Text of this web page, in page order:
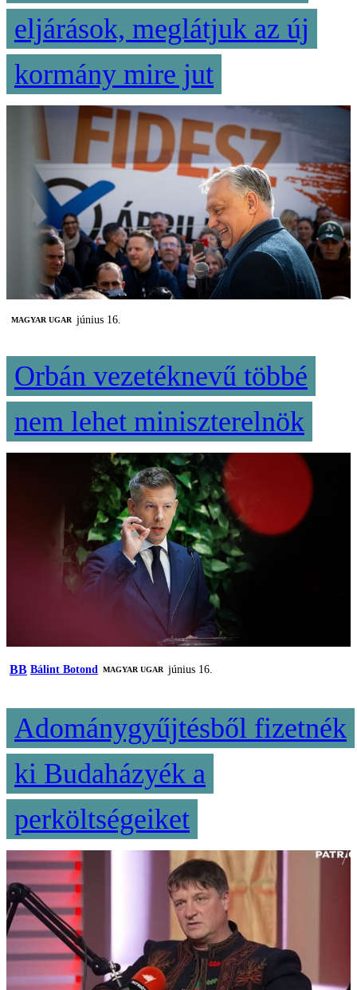
eljárások, meglátjuk az új
kormány mire jut
MAGYAR UGAR június 16.
Orbán vezetéknevű többé
nem lehet miniszterelnök
BB Bálint Botond MAGYAR UGAR június 16.
Adománygyűjtésből fizetnék
ki Budaházyék a
perköltségeiket